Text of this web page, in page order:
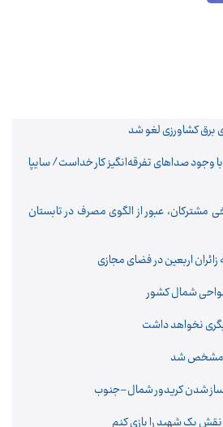
برق کشاورزی لغو شد
وجود صداهای تفرقه‌انگیز کار خداست/ سایپا
عبور از الگوی مصرف در تابستان
اربعین در فضای مجازی
نواحی شمال کشور
نخواهد داشت
مشخص شد
شدن کریدور شمال–جنوب
نقش یک شهید را بازی کنم